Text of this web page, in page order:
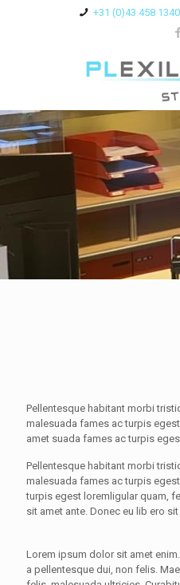
+31 (0)43 458 1340
Pellentesque habitant morbi
malesuada fames ac turpis
amet suada fames ac turpis
Pellentesque habitant morbi
malesuada fames ac turpis
turpis egest loremligular quam,
sit amet ante. Donec eu lib ero
Lorem ipsum dolor sit amet
a pellentesque dui, non felis.